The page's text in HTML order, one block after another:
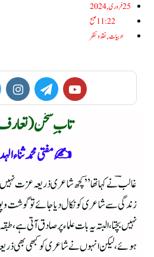
25فروری, 2024
11:22 صبح
ادبیات,نقد ونظر
تاب ِسخن
✍️مفتی محمد ثناء
غالب ؔ نے کہا تھا ”کچھ شاعری ذریعہ عزت
زندگی سے شاعری کو نکال دیا جائے تو گوشت
نہیں بچتا، البتہ یہ بات علماء پر صادق آتی ہے،
ہوئے، لیکن انہوں نے شاعری کو کبھی بھی